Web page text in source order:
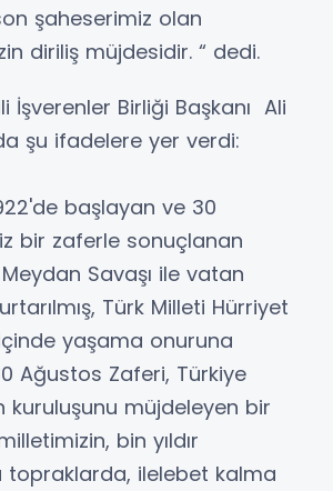
şaheserimiz olan
diriliş müjdesidir. “ dedi.
İşverenler Birliği Başkanı Ali
şu ifadelere yer verdi:
başlayan ve 30
bir zaferle sonuçlanan
Savaşı ile vatan
Türk Milleti Hürriyet
içinde yaşama onuruna
Ağustos Zaferi, Türkiye
kuruluşunu müjdeleyen bir
bin yıldır
topraklarda, ilelebet kalma